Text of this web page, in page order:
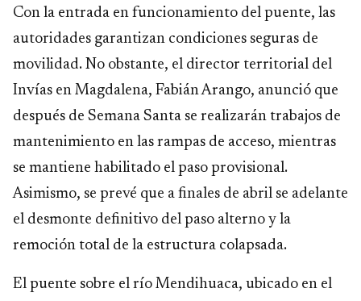
Con la entrada en funcionamiento del puente, las
autoridades garantizan condiciones seguras de
movilidad. No obstante, el director territorial del
Invías en Magdalena, Fabián Arango, anunció que
después de Semana Santa se realizarán trabajos de
mantenimiento en las rampas de acceso, mientras
se mantiene habilitado el paso provisional.
Asimismo, se prevé que a finales de abril se adelante
el desmonte definitivo del paso alterno y la
remoción total de la estructura colapsada.
El puente sobre el río Mendihuaca, ubicado en el